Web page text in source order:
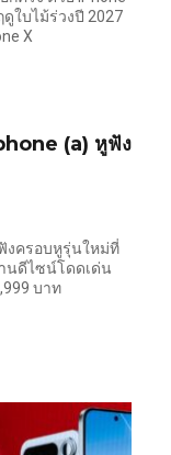
ใบไม้ร่วงปี 2027
X
(a) หูฟัง
ฟังครอบหูรุ่นใหม่ที่
นดีไซน์โดดเด่น
บาท